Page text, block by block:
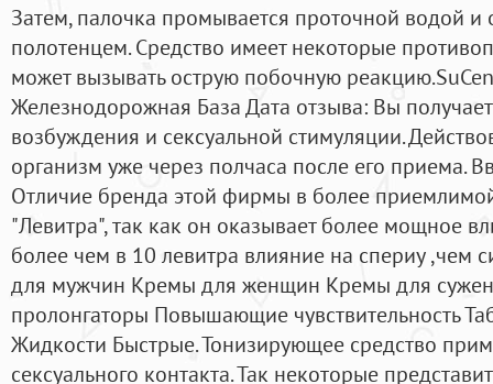
Затем, палочка промывается проточной водой
полотенцем. Средство имеет некоторые
может вызывать острую побочную
Железнодорожная База Дата отзыва: Вы
возбуждения и сексуальной стимуляции.
организм уже через полчаса после его приема.
Отличие бренда этой фирмы в более
"Левитра", так как он оказывает более мощное
более чем в 10 левитра влияние на спериу ,чем
для мужчин Кремы для женщин Кремы для
пролонгаторы Повышающие чувствительность
Жидкости Быстрые. Тонизирующее средство
сексуального контакта. Так некоторые